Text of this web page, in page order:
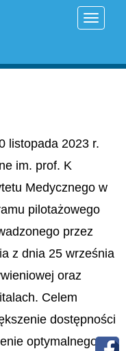
listopada 2023 r.
im. prof. K
Medycznego w
pilotażowego
przez
z dnia 25 września
oraz
Celem
dostępności
optymalnego